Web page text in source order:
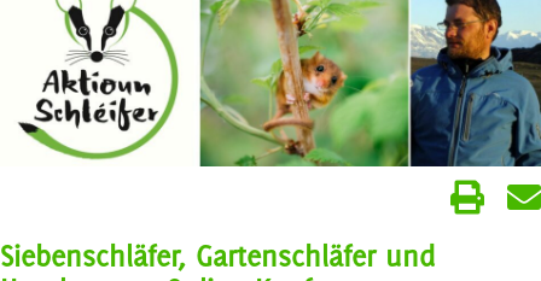
Siebenschläfer, Gartenschläfer und